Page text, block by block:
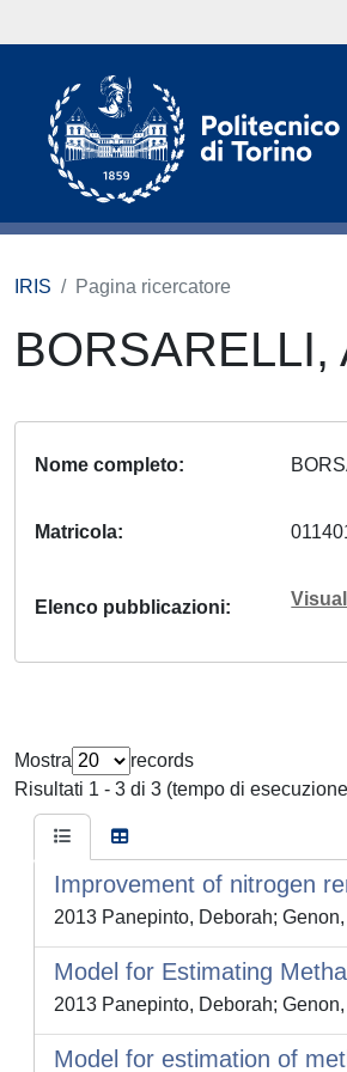
IRIS Pagina ricercatore
BORSARELLI,
Nome completo
Matricola
Elenco pubblicazioni
Mostra
records
Risultati 1 - 3 di 3 (tempo di
Improvement of nitrogen
2013 Panepinto, Deborah;
Model for Estimating
2013 Panepinto, Deborah;
Model for estimation of